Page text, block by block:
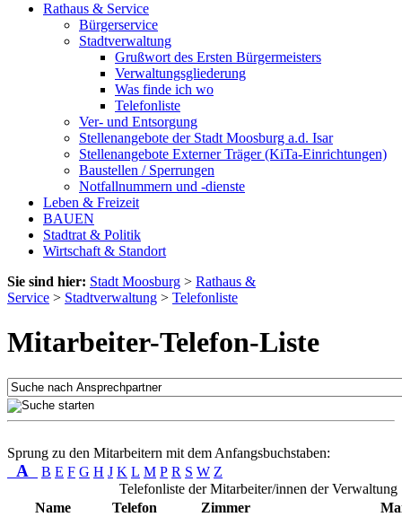
Rathaus & Service
Bürgerservice
Stadtverwaltung
Grußwort des Ersten Bürgermeisters
Verwaltungsgliederung
Was finde ich wo
Telefonliste
Ver- und Entsorgung
Stellenangebote der Stadt Moosburg a.d. Isar
Stellenangebote Externer Träger (KiTa-Einrichtungen)
Baustellen / Sperrungen
Notfallnummern und -dienste
Leben & Freizeit
BAUEN
Stadtrat & Politik
Wirtschaft & Standort
Sie sind hier: Stadt Moosburg > Rathaus &
Service > Stadtverwaltung > Telefonliste
Mitarbeiter-Telefon-Liste
Sprung zu den Mitarbeitern mit dem Anfangsbuchstaben:
A B E F G H J K L M P R S W Z
Telefonliste der Mitarbeiter/innen der Verwaltung
Name
Telefon Zimmer